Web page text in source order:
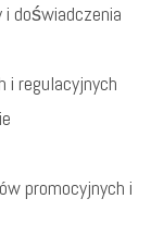
doświadczenia
i regulacyjnych
promocyjnych i